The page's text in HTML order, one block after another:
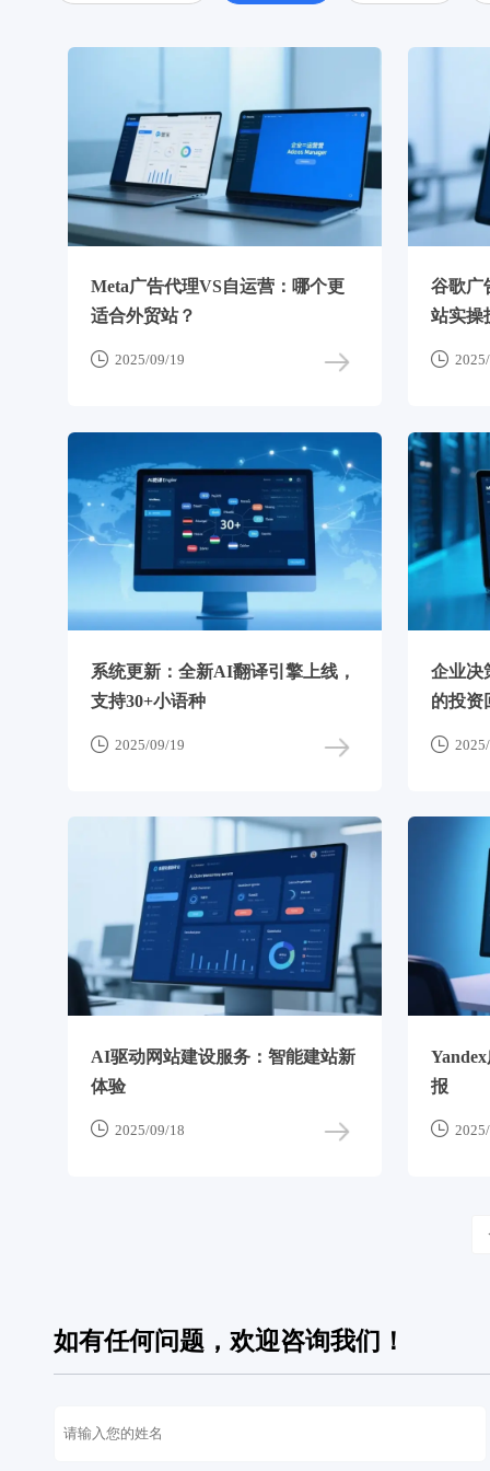
Meta广告代理VS自运营：哪个更
适合外贸站？
 2025/09/19
谷歌广
站实操

系统更新：全新AI翻译引擎上线，
支持30+小语种
 2025/09/19
企业决
的投资

AI驱动网站建设服务：智能建站新
体验
 2025/09/18
报

如有任何问题，欢迎咨询我们！